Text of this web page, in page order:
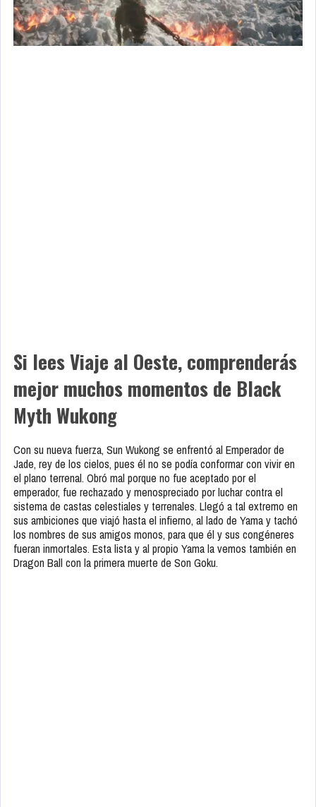
Si lees Viaje al Oeste, comprenderás
mejor muchos momentos de Black
Myth Wukong
Con su nueva fuerza, Sun Wukong se enfrentó al Emperador de
Jade, rey de los cielos, pues él no se podía conformar con vivir en
el plano terrenal. Obró mal porque no fue aceptado por el
emperador, fue rechazado y menospreciado por luchar contra el
sistema de castas celestiales y terrenales. Llegó a tal extremo en
sus ambiciones que viajó hasta el infierno, al lado de Yama y tachó
los nombres de sus amigos monos, para que él y sus congéneres
fueran inmortales. Esta lista y al propio Yama la vemos también en
Dragon Ball con la primera muerte de Son Goku.